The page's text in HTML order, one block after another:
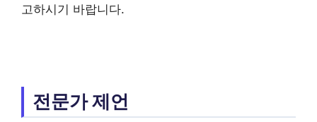
고하시기 바랍니다.
전문가 제언